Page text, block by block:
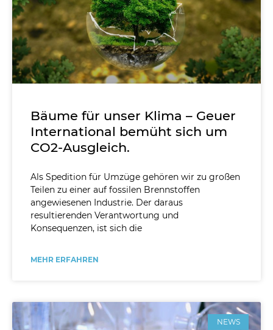
Bäume für unser Klima – Geuer
International bemüht sich um
CO2-Ausgleich.
Als Spedition für Umzüge gehören wir zu großen
Teilen zu einer auf fossilen Brennstoffen
angewiesenen Industrie. Der daraus
resultierenden Verantwortung und
Konsequenzen, ist sich die
MEHR ERFAHREN
NEWS